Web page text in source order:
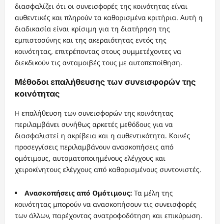
διασφαλίζει ότι οι συνεισφορές της κοινότητας είναι
αυθεντικές και πληρούν τα καθορισμένα κριτήρια. Αυτή η
διαδικασία είναι κρίσιμη για τη διατήρηση της
εμπιστοσύνης και της ακεραιότητας εντός της
κοινότητας, επιτρέποντας στους συμμετέχοντες να
διεκδικούν τις ανταμοιβές τους με αυτοπεποίθηση.
Μέθοδοι επαλήθευσης των συνεισφορών της
κοινότητας
Η επαλήθευση των συνεισφορών της κοινότητας
περιλαμβάνει συνήθως αρκετές μεθόδους για να
διασφαλιστεί η ακρίβεια και η αυθεντικότητα. Κοινές
προσεγγίσεις περιλαμβάνουν ανασκοπήσεις από
ομότιμους, αυτοματοποιημένους ελέγχους και
χειροκίνητους ελέγχους από καθορισμένους συντονιστές.
Ανασκοπήσεις από Ομότιμους: Τα μέλη της
κοινότητας μπορούν να ανασκοπήσουν τις συνεισφορές
των άλλων, παρέχοντας ανατροφοδότηση και επικύρωση.